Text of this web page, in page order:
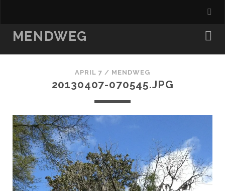
MENDWEG
APRIL 7 / MENDWEG
20130407-070545.JPG